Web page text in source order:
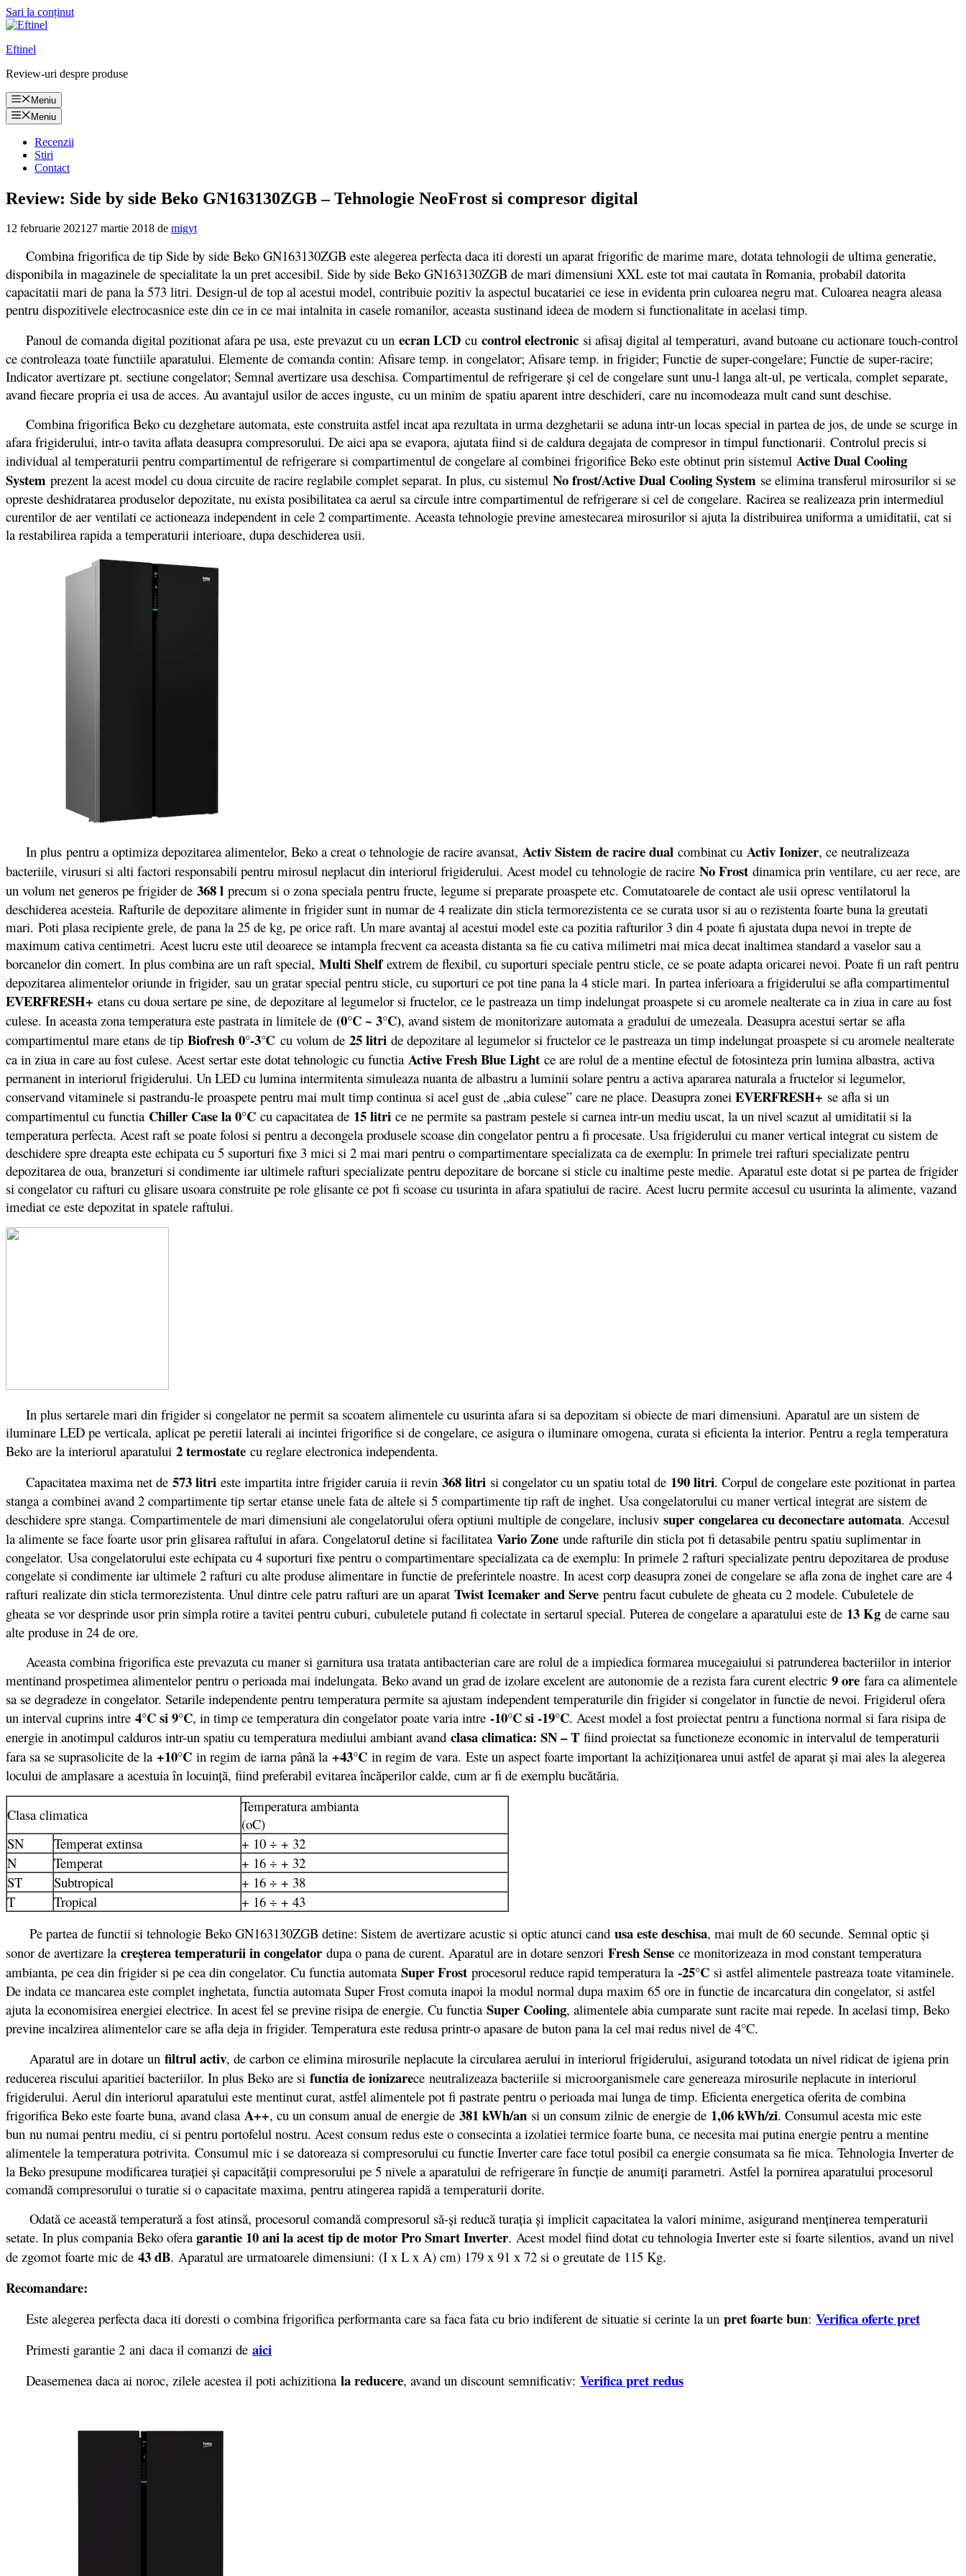
Sari la conținut
Eftinel
Review-uri despre produse
Meniu
Meniu
Recenzii
Stiri
Contact
Review: Side by side Beko GN163130ZGB – Tehnologie NeoFrost si compresor digital
12 februarie 202127 martie 2018 de migyt
Combina frigorifica de tip Side by side Beko GN163130ZGB este alegerea perfecta daca iti doresti un aparat frigorific de marime mare, dotata tehnologii de ultima generatie,
disponibila in magazinele de specialitate la un pret accesibil. Side by side Beko GN163130ZGB de mari dimensiuni XXL este tot mai cautata în Romania, probabil datorita
capacitatii mari de pana la 573 litri. Design-ul de top al acestui model, contribuie pozitiv la aspectul bucatariei ce iese in evidenta prin culoarea negru mat. Culoarea neagra aleasa
pentru dispozitivele electrocasnice este din ce in ce mai intalnita in casele romanilor, aceasta sustinand ideea de modern si functionalitate in acelasi timp.
Panoul de comanda digital pozitionat afara pe usa, este prevazut cu un ecran LCD cu control electronic si afisaj digital al temperaturi, avand butoane cu actionare touch-control
ce controleaza toate functiile aparatului. Elemente de comanda contin: Afisare temp. in congelator; Afisare temp. in frigider; Functie de super-congelare; Functie de super-racire;
Indicator avertizare pt. sectiune congelator; Semnal avertizare usa deschisa. Compartimentul de refrigerare şi cel de congelare sunt unu-l langa alt-ul, pe verticala, complet separate,
avand fiecare propria ei usa de acces. Au avantajul usilor de acces inguste, cu un minim de spatiu aparent intre deschideri, care nu incomodeaza mult cand sunt deschise.
Combina frigorifica Beko cu dezghetare automata, este construita astfel incat apa rezultata in urma dezghetarii se aduna intr-un locas special in partea de jos, de unde se scurge in
afara frigiderului, intr-o tavita aflata deasupra compresorului. De aici apa se evapora, ajutata fiind si de caldura degajata de compresor in timpul functionarii. Controlul precis si
individual al temperaturii pentru compartimentul de refrigerare si compartimentul de congelare al combinei frigorifice Beko este obtinut prin sistemul Active Dual Cooling
System prezent la acest model cu doua circuite de racire reglabile complet separat. In plus, cu sistemul No frost/Active Dual Cooling System se elimina transferul mirosurilor si se
opreste deshidratarea produselor depozitate, nu exista posibilitatea ca aerul sa circule intre compartimentul de refrigerare si cel de congelare. Racirea se realizeaza prin intermediul
curentilor de aer ventilati ce actioneaza independent in cele 2 compartimente. Aceasta tehnologie previne amestecarea mirosurilor si ajuta la distribuirea uniforma a umiditatii, cat si
la restabilirea rapida a temperaturii interioare, dupa deschiderea usii.
In plus pentru a optimiza depozitarea alimentelor, Beko a creat o tehnologie de racire avansat, Activ Sistem de racire dual combinat cu Activ Ionizer, ce neutralizeaza
bacteriile, virusuri si alti factori responsabili pentru mirosul neplacut din interiorul frigiderului. Acest model cu tehnologie de racire No Frost dinamica prin ventilare, cu aer rece, are
un volum net generos pe frigider de 368 l precum si o zona speciala pentru fructe, legume si preparate proaspete etc. Comutatoarele de contact ale usii opresc ventilatorul la
deschiderea acesteia. Rafturile de depozitare alimente in frigider sunt in numar de 4 realizate din sticla termorezistenta ce se curata usor si au o rezistenta foarte buna la greutati
mari. Poti plasa recipiente grele, de pana la 25 de kg, pe orice raft. Un mare avantaj al acestui model este ca pozitia rafturilor 3 din 4 poate fi ajustata dupa nevoi in trepte de
maximum cativa centimetri. Acest lucru este util deoarece se intampla frecvent ca aceasta distanta sa fie cu cativa milimetri mai mica decat inaltimea standard a vaselor sau a
borcanelor din comert. In plus combina are un raft special, Multi Shelfextrem de flexibil, cu suporturi speciale pentru sticle, ce se poate adapta oricarei nevoi. Poate fi un raft pentru
depozitarea alimentelor oriunde in frigider, sau un gratar special pentru sticle, cu suporturi ce pot tine pana la 4 sticle mari. In partea inferioara a frigiderului se afla compartimentul
EVERFRESH+ etans cu doua sertare pe sine, de depozitare al legumelor si fructelor, ce le pastreaza un timp indelungat proaspete si cu aromele nealterate ca in ziua in care au fost
culese. In aceasta zona temperatura este pastrata in limitele de (0°C ~ 3°C), avand sistem de monitorizare automata a gradului de umezeala. Deasupra acestui sertar se afla
compartimentul mare etans de tip Biofresh 0°-3℃ cu volum de 25 litri de depozitare al legumelor si fructelor ce le pastreaza un timp indelungat proaspete si cu aromele nealterate
ca in ziua in care au fost culese. Acest sertar este dotat tehnologic cu functia Active Fresh Blue Light ce are rolul de a mentine efectul de fotosinteza prin lumina albastra, activa
permanent in interiorul frigiderului. Un LED cu lumina intermitenta simuleaza nuanta de albastru a luminii solare pentru a activa apararea naturala a fructelor si legumelor,
conservand vitaminele si pastrandu-le proaspete pentru mai mult timp continua si acel gust de „abia culese” care ne place. Deasupra zonei EVERFRESH+ se afla si un
compartimentul cu functia Chiller Case la 0°C cu capacitatea de 15 litri ce ne permite sa pastram pestele si carnea intr-un mediu uscat, la un nivel scazut al umiditatii si la
temperatura perfecta. Acest raft se poate folosi si pentru a decongela produsele scoase din congelator pentru a fi procesate. Usa frigiderului cu maner vertical integrat cu sistem de
deschidere spre dreapta este echipata cu 5 suporturi fixe 3 mici si 2 mai mari pentru o compartimentare specializata ca de exemplu: In primele trei rafturi specializate pentru
depozitarea de oua, branzeturi si condimente iar ultimele rafturi specializate pentru depozitare de borcane si sticle cu inaltime peste medie. Aparatul este dotat si pe partea de frigider
si congelator cu rafturi cu glisare usoara construite pe role glisante ce pot fi scoase cu usurinta in afara spatiului de racire. Acest lucru permite accesul cu usurinta la alimente, vazand
imediat ce este depozitat in spatele raftului.
In plus sertarele mari din frigider si congelator ne permit sa scoatem alimentele cu usurinta afara si sa depozitam si obiecte de mari dimensiuni. Aparatul are un sistem de
iluminare LED pe verticala, aplicat pe peretii laterali ai incintei frigorifice si de congelare, ce asigura o iluminare omogena, curata si eficienta la interior. Pentru a regla temperatura
Beko are la interiorul aparatului 2 termostate cu reglare electronica independenta.
Capacitatea maxima net de 573 litri este impartita intre frigider caruia ii revin 368 litri si congelator cu un spatiu total de 190 litri. Corpul de congelare este pozitionat in partea
stanga a combinei avand 2 compartimente tip sertar etanse unele fata de altele si 5 compartimente tip raft de inghet. Usa congelatorului cu maner vertical integrat are sistem de
deschidere spre stanga. Compartimentele de mari dimensiuni ale congelatorului ofera optiuni multiple de congelare, inclusiv super congelarea cu deconectare automata. Accesul
la alimente se face foarte usor prin glisarea raftului in afara. Congelatorul detine si facilitatea Vario Zone unde rafturile din sticla pot fi detasabile pentru spatiu suplimentar in
congelator. Usa congelatorului este echipata cu 4 suporturi fixe pentru o compartimentare specializata ca de exemplu: In primele 2 rafturi specializate pentru depozitarea de produse
congelate si condimente iar ultimele 2 rafturi cu alte produse alimentare in functie de preferintele noastre. In acest corp deasupra zonei de congelare se afla zona de inghet care are 4
rafturi realizate din sticla termorezistenta. Unul dintre cele patru rafturi are un aparat Twist Icemaker and Serve pentru facut cubulete de gheata cu 2 modele. Cubuletele de
gheata se vor desprinde usor prin simpla rotire a tavitei pentru cuburi, cubuletele putand fi colectate in sertarul special. Puterea de congelare a aparatului este de 13 Kg de carne sau
alte produse in 24 de ore.
Aceasta combina frigorifica este prevazuta cu maner si garnitura usa tratata antibacterian care are rolul de a impiedica formarea mucegaiului si patrunderea bacteriilor in interior
mentinand prospetimea alimentelor pentru o perioada mai indelungata. Beko avand un grad de izolare excelent are autonomie de a rezista fara curent electric 9 ore fara ca alimentele
sa se degradeze in congelator. Setarile independente pentru temperatura permite sa ajustam independent temperaturile din frigider si congelator in functie de nevoi. Frigiderul ofera
un interval cuprins intre 4°C si 9°C, in timp ce temperatura din congelator poate varia intre -10°C si -19°C. Acest model a fost proiectat pentru a functiona normal si fara risipa de
energie in anotimpul calduros intr-un spatiu cu temperatura mediului ambiant avand clasa climatica: SN – T fiind proiectat sa functioneze economic in intervalul de temperaturii
fara sa se suprasolicite de la +10°C in regim de iarna până la +43°C in regim de vara. Este un aspect foarte important la achiziţionarea unui astfel de aparat şi mai ales la alegerea
locului de amplasare a acestuia în locuinţă, fiind preferabil evitarea încăperilor calde, cum ar fi de exemplu bucătăria.
Clasa climatica
Temperatura ambianta
(oC)
SN
Temperat extinsa
+ 10 ÷ + 32
N
Temperat
+ 16 ÷ + 32
ST
Subtropical
+ 16 ÷ + 38
T
Tropical
+ 16 ÷ + 43
Pe partea de functii si tehnologie Beko GN163130ZGB detine: Sistem de avertizare acustic si optic atunci cand usa este deschisa, mai mult de 60 secunde. Semnal optic şi
sonor de avertizare la creşterea temperaturii in congelator dupa o pana de curent. Aparatul are in dotare senzori Fresh Sense ce monitorizeaza in mod constant temperatura
ambianta, pe cea din frigider si pe cea din congelator. Cu functia automata Super Frost procesorul reduce rapid temperatura la -25°C si astfel alimentele pastreaza toate vitaminele.
De indata ce mancarea este complet inghetata, functia automata Super Frost comuta inapoi la modul normal dupa maxim 65 ore in functie de incarcatura din congelator, si astfel
ajuta la economisirea energiei electrice. In acest fel se previne risipa de energie. Cu functia Super Cooling, alimentele abia cumparate sunt racite mai repede. In acelasi timp, Beko
previne incalzirea alimentelor care se afla deja in frigider. Temperatura este redusa printr-o apasare de buton pana la cel mai redus nivel de 4°C.
Aparatul are in dotare un filtrul activ, de carbon ce elimina mirosurile neplacute la circularea aerului in interiorul frigiderului, asigurand totodata un nivel ridicat de igiena prin
reducerea riscului aparitiei bacteriilor. In plus Beko are si functia de ionizarece neutralizeaza bacteriile si microorganismele care genereaza mirosurile neplacute in interiorul
frigiderului. Aerul din interiorul aparatului este mentinut curat, astfel alimentele pot fi pastrate pentru o perioada mai lunga de timp. Eficienta energetica oferita de combina
frigorifica Beko este foarte buna, avand clasa A++, cu un consum anual de energie de 381 kWh/an si un consum zilnic de energie de 1,06 kWh/zi. Consumul acesta mic este
bun nu numai pentru mediu, ci si pentru portofelul nostru. Acest consum redus este o consecinta a izolatiei termice foarte buna, ce necesita mai putina energie pentru a mentine
alimentele la temperatura potrivita. Consumul mic i se datoreaza si compresorului cu functie Inverter care face totul posibil ca energie consumata sa fie mica. Tehnologia Inverter de
la Beko presupune modificarea turației și capacității compresorului pe 5 nivele a aparatului de refrigerare în funcție de anumiți parametri. Astfel la pornirea aparatului procesorul
comandă compresorului o turatie si o capacitate maxima, pentru atingerea rapidă a temperaturii dorite.
Odată ce această temperatură a fost atinsă, procesorul comandă compresorul să-și reducă turația și implicit capacitatea la valori minime, asigurand menținerea temperaturii
setate. In plus compania Beko ofera garantie 10 ani la acest tip de motor Pro Smart Inverter. Acest model fiind dotat cu tehnologia Inverter este si foarte silentios, avand un nivel
de zgomot foarte mic de 43 dB. Aparatul are urmatoarele dimensiuni: (I x L x A) cm) 179 x 91 x 72 si o greutate de 115 Kg.
Recomandare:
Este alegerea perfecta daca iti doresti o combina frigorifica performanta care sa faca fata cu brio indiferent de situatie si cerinte la un pret foarte bun: Verifica oferte pret
Primesti garantie 2 ani daca il comanzi de aici
Deasemenea daca ai noroc, zilele acestea il poti achizitiona la reducere, avand un discount semnificativ: Verifica pret redus